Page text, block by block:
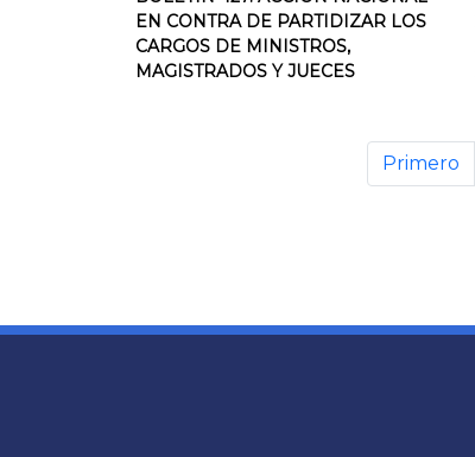
EN CONTRA DE PARTIDIZAR LOS
CARGOS DE MINISTROS,
MAGISTRADOS Y JUECES
Primero